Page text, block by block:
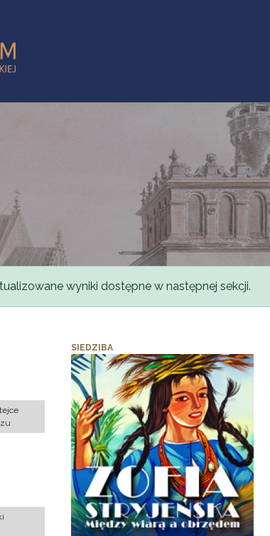
wyniki dostępne w następnej sekcji.
SIEDZIBA